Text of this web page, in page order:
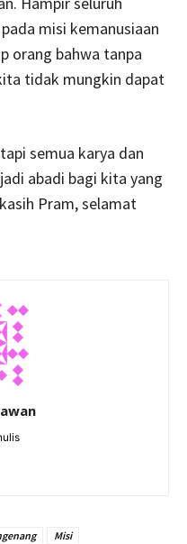
misi kemanusiaan
orang bahwa tanpa
tidak mungkin dapat
semua karya dan
abadi bagi kita yang
Pram, selamat
Misi